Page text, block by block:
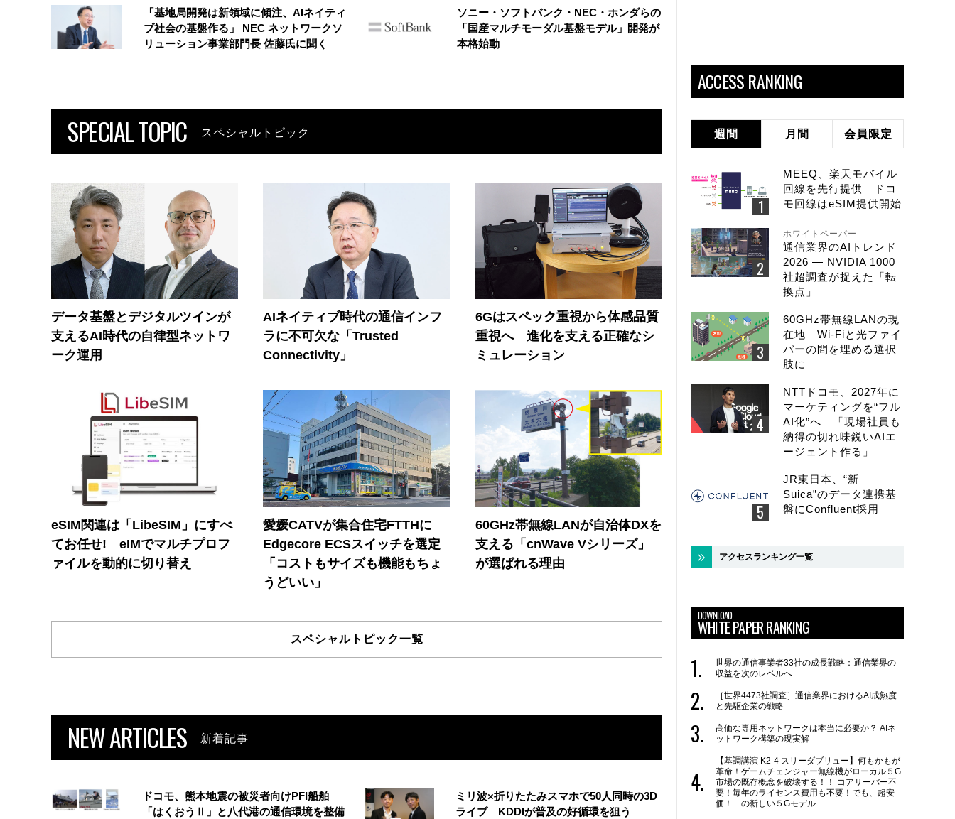
「基地局開発は新領域に傾注、AIネイティ
ブ社会の基盤作る」 NEC ネットワークソ
リューション事業部門長 佐藤氏に聞く
ソニー・ソフトバンク・NEC・ホンダらの
「国産マルチモーダル基盤モデル」開発が
本格始動
SPECIAL TOPIC スペシャルトピック
データ基盤とデジタルツインが
支えるAI時代の自律型ネットワ
ーク運用
AIネイティブ時代の通信インフ
ラに不可欠な「Trusted
Connectivity」
6Gはスペック重視から体感品質
重視へ 進化を支える正確なシ
ミュレーション
eSIM関連は「LibeSIM」にすべ
てお任せ! eIMでマルチプロフ
ァイルを動的に切り替え
愛媛CATVが集合住宅FTTHに
Edgecore ECSスイッチを選定
「コストもサイズも機能もちょ
うどいい」
60GHz帯無線LANが自治体DXを
支える「cnWave Vシリーズ」
が選ばれる理由
スペシャルトピック一覧
NEW ARTICLES 新着記事
ドコモ、熊本地震の被災者向けPFI船舶
「はくおうⅡ」と八代港の通信環境を整備
ミリ波×折りたたみスマホで50人同時の3D
ライブ KDDIが普及の好循環を狙う
ACCESS RANKING
週間 月間 会員限定
MEEQ、楽天モバイル
回線を先行提供 ドコ
モ回線はeSIM提供開始
ホワイトペーパー
通信業界のAIトレンド
2026 ― NVIDIA 1000
社超調査が捉えた「転
換点」
60GHz帯無線LANの現
在地 Wi-Fiと光ファイ
バーの間を埋める選択
肢に
NTTドコモ、2027年に
マーケティングを“フル
AI化”へ 「現場社員も
納得の切れ味鋭いAIエ
ージェント作る」
JR東日本、“新
Suica”のデータ連携基
盤にConfluent採用
アクセスランキング一覧
DOWNLOAD
WHITE PAPER RANKING
世界の通信事業者33社の成長戦略：通信業界の
収益を次のレベルへ
［世界4473社調査］通信業界におけるAI成熟度
と先駆企業の戦略
高価な専用ネットワークは本当に必要か？ AIネ
ットワーク構築の現実解
【基調講演 K2-4 スリーダブリュー】何もかもが
革命！ゲームチェンジャー無線機がローカル５G
市場の既存概念を破壊する！！ コアサーバー不
要！毎年のライセンス費用も不要！でも、超安
価！ の新しい５Gモデル